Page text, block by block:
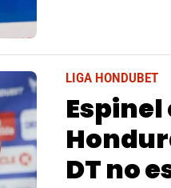
LIGA HONDUBET
DT no